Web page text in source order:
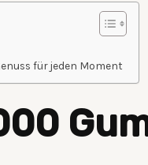
für jeden Moment